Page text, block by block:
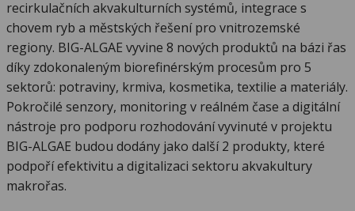
recirkulačních akvakulturních systémů, integrace s
chovem ryb a městských řešení pro vnitrozemské
regiony. BIG-ALGAE vyvine 8 nových produktů na bázi řas
díky zdokonaleným biorefinérským procesům pro 5
sektorů: potraviny, krmiva, kosmetika, textilie a materiály.
Pokročilé senzory, monitoring v reálném čase a digitální
nástroje pro podporu rozhodování vyvinuté v projektu
BIG-ALGAE budou dodány jako další 2 produkty, které
podpoří efektivitu a digitalizaci sektoru akvakultury
makrořas.